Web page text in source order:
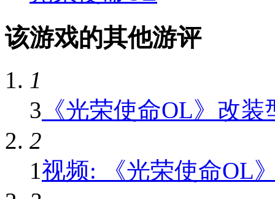
该游戏的其他游评
1
3 《光荣使命OL》改装
2
1视频: 《光荣使命OL